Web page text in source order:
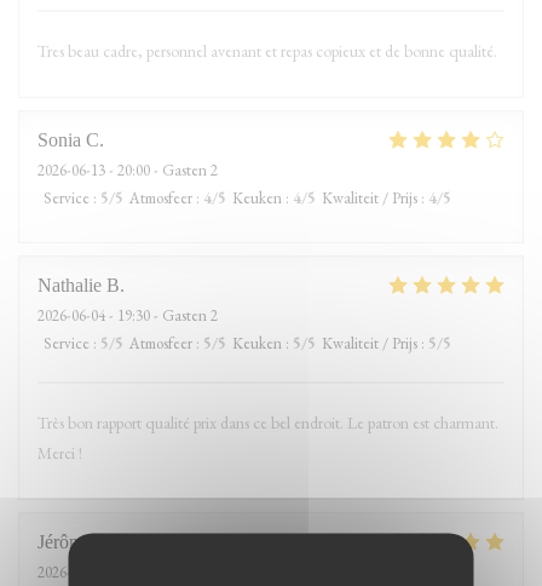
Tres beau cadre, personnel avenant et repas copieux et de bonne qualité.
Sonia C
2026-06-13 - 20:00 - Gasten 2
Service : 5/5 Atmosfeer : 4/5 Keuken : 4/5 Kwaliteit / Prijs : 4/5
Nathalie B
2026-06-04- 19:30 - Gasten 2
Service : 5/5 Atmosfeer : 5/5 Keuken : 5/5 Kwaliteit / Prijs : 5/5
Très bon rapport qualité prix dans ce bel endroit. Le patron est charmant.
Merci !
Jérôme
2026-05-14